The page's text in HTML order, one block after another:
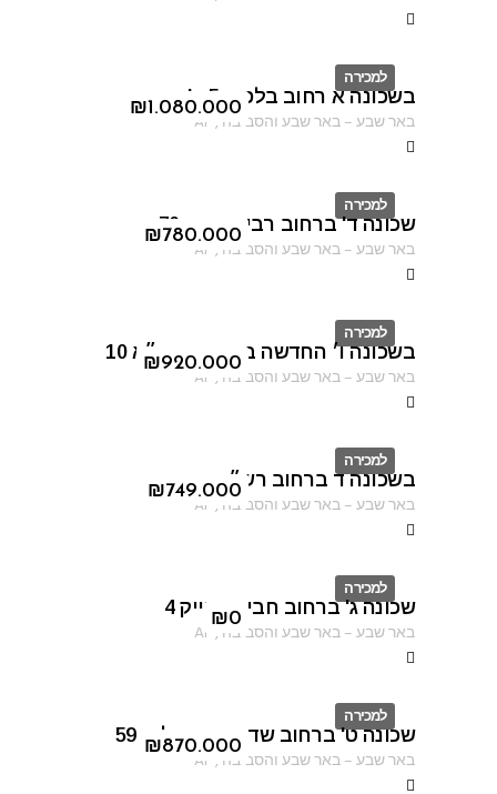
למכירה
ID
₪1.080.000
בשכונה א רחוב בלפור 5 א'
באר שבע–באר שבע והסביבה ,
AF
למכירה
ID
₪780.000
שכונה ד' ברחוב רבי עקיבא 70
באר שבע–באר שבע והסביבה ,
AF
למכירה
ID
₪920.000
בשכונה ו׳ החדשה ברחוב הרמ״א 10
באר שבע–באר שבע והסביבה ,
AF
למכירה
ID
₪749.000
בשכונה ד ברחוב רש״י
באר שבע–באר שבע והסביבה ,
AF
למכירה
ID
₪0
שכונה ג' ברחוב חביבה רייק 4
באר שבע–באר שבע והסביבה ,
AF
למכירה
ID
₪870.000
שכונה ט' ברחוב שדרות ירושלים 59
באר שבע–באר שבע והסביבה ,
AF